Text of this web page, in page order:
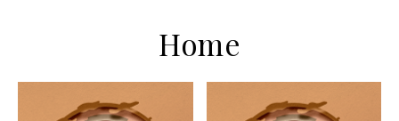
Home